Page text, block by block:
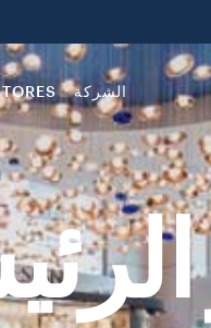
الشركة